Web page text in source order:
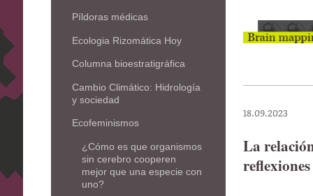
18.09.2023
La
Píldoras médicas
Ecologia Rizomática Hoy
Columna bioestratigráfica
Cambio Climático: Hidrología
y sociedad
Ecofeminismos
¿Cómo es que organismos
sin cerebro cooperen
mejor que una especie con
uno?